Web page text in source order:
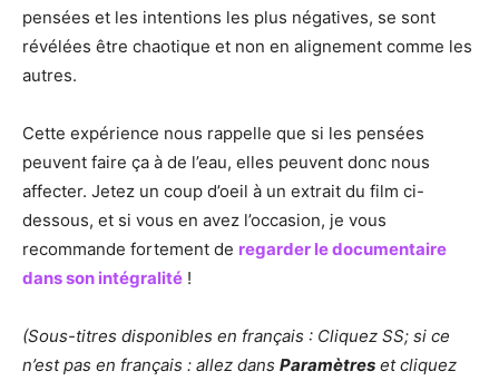
pensées et les intentions les plus négatives, se sont
révélées être chaotique et non en alignement comme les
autres.
Cette expérience nous rappelle que si les pensées
peuvent faire ça à de l’eau, elles peuvent donc nous
affecter. Jetez un coup d’oeil à un extrait du film ci-
dessous, et si vous en avez l’occasion, je vous
recommande fortement de regarder le documentaire
dans son intégralité !
(Sous-titres disponibles en français : Cliquez SS; si ce
n’est pas en français : allez dans Paramètres et cliquez